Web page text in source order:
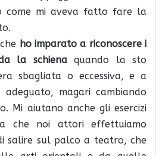
come mi aveva fatto fare la
ho imparato a riconoscere i
la schienaquando la sto
sbagliata o eccessiva, e a
magari cambiando
Mi aiutano anche gli esercizi
che noi attori effettuiamo
salire sul palco a teatro, che